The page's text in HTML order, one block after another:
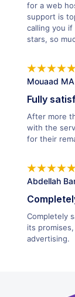
for a web
support is
calling you
stars, so
Mouaad MA
Fully
After more
with the
for their
Abdellah
Completely
its
advertising.